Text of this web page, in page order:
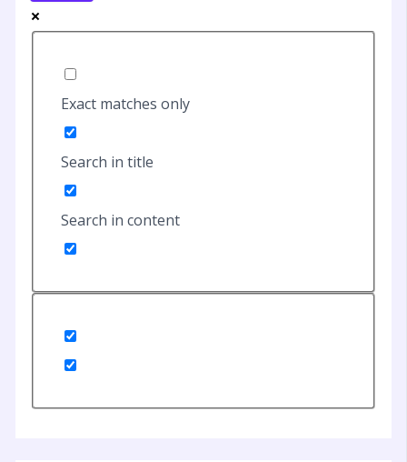
Exact matches only
Search in title
Search in content